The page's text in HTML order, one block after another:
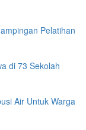
Pelatihan
di 73 Sekolah
Air Untuk Warga